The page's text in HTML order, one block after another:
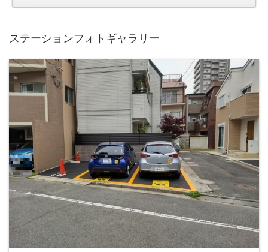
ステーションフォトギャラリー